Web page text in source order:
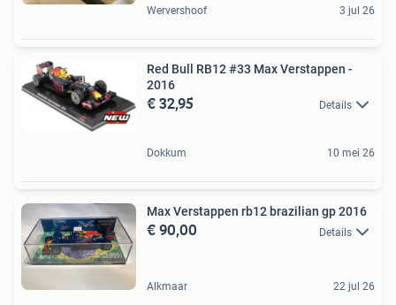
Wervershoof 3 jul 26
Red Bull RB12 #33 Max Verstappen -
2016
€ 32,95 Details
Dokkum 10 mei 26
Max Verstappen rb12 brazilian gp 2016
€ 90,00 Details
Alkmaar 22 jul 26